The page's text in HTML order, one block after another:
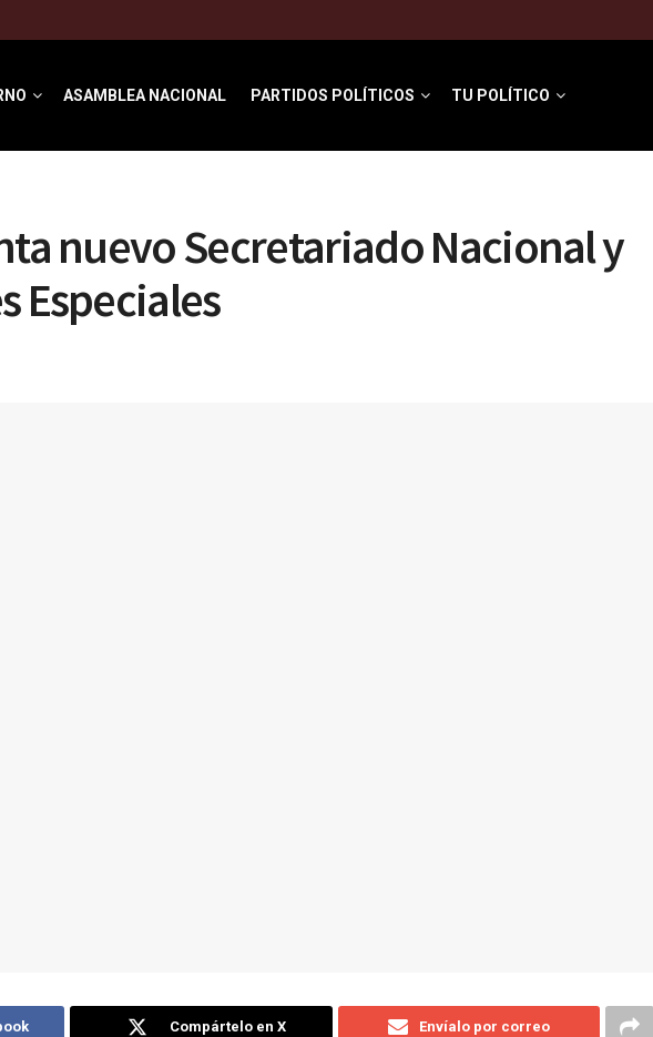
ASAMBLEA NACIONAL PARTIDOS POLÍTICOS TU POLÍTICO
nuevo Secretariado Nacional y
Especiales
Compártelo en X Envíalo por correo